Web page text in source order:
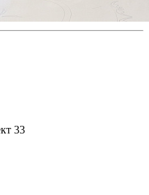
33